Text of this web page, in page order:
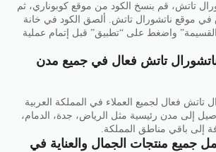
تاتش، قم بنسخ الكود من موقع كوبوناري، ثم
في موقع ناتشورال تاتش. ألصق الكود في خانة
واضغط على “تطبيق” قبل إتمام عملية
تاتش فعال في جميع مدن
تاتش فعال لجميع العملاء في المملكة العربية
إلى مدن رئيسية مثل الرياض، جدة، الدمام،
إلى باقي مناطق المملكة.
جميع منتجات الجمال والعناية في